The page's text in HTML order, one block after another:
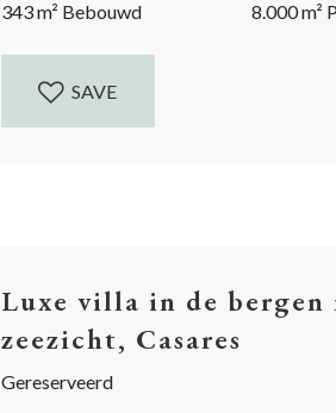
343m² Bebouwd 8.000m²
SAVE
Luxe villa in de bergen
zeezicht, Casares
Gereserveerd